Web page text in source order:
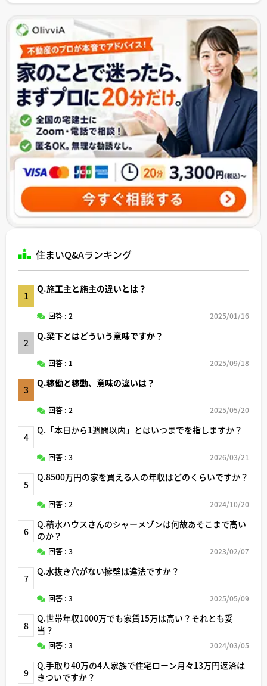
住まいQ&Aランキング
1
Q.施工主と施主の違いとは？
回答 : 2 2025/01/16
2
Q.梁下とはどういう意味ですか？
回答 : 1 2025/09/18
3
Q.稼働と稼動、意味の違いは？
回答 : 2 2025/05/20
4
Q.「本日から1週間以内」とはいつまでを指しますか？
回答 : 3 2026/03/21
5
Q.8500万円の家を買える人の年収はどのくらいですか？
回答 : 2 2024/10/20
6
Q.積水ハウスさんのシャーメゾンは何故あそこまで高い
のか？
回答 : 3 2023/02/07
7
Q.水抜き穴がない擁壁は違法ですか？
回答 : 3 2025/05/09
8
Q.世帯年収1000万でも家賃15万は高い？それとも妥
当？
回答 : 3 2024/03/05
9
Q.手取り40万の4人家族で住宅ローン月々13万円返済は
きついですか？